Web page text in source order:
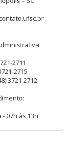
2711
2715
3721-2712
07h às 13h